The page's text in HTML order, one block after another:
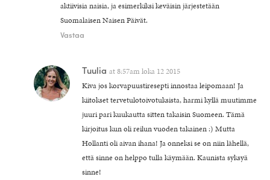
aktiivisia naisia, ja esimerkiksi keväisin järjestetään
Suomalaisen Naisen Päivät.
Vastaa
Tuulia at8:57am loka 12 2015
Kiva jos korvapuustiresepti innostaa leipomaan! Ja
kiitokset tervetulotoivotuksista, harmi kyllä muutimme
juuri pari kuukautta sitten takaisin Suomeen. Tämä
kirjoitus kun oli reilun vuoden takainen :) Mutta
Hollanti oli aivan ihana! Ja onneksi se on niin lähellä,
että sinne on helppo tulla käymään. Kaunista syksyä
sinne!